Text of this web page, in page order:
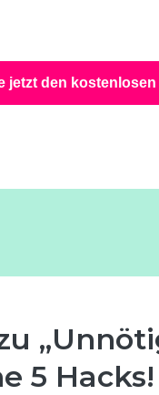
jetzt den kostenlosen
5 Hacks!